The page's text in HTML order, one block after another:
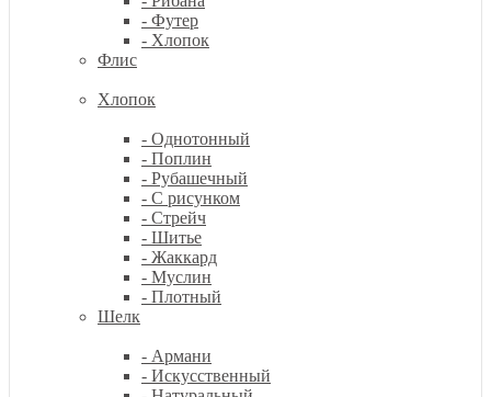
- Футер
- Хлопок
Флис
Хлопок
- Однотонный
- Поплин
- Рубашечный
- С рисунком
- Стрейч
- Шитье
- Жаккард
- Муслин
- Плотный
Шелк
- Армани
- Искусственный